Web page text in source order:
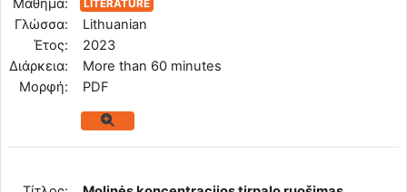
LITERATURE
Γλώσσα:
Lithuanian
Έτος:
2023
Διάρκεια:
More than 60 minutes
Mορφή:
PDF